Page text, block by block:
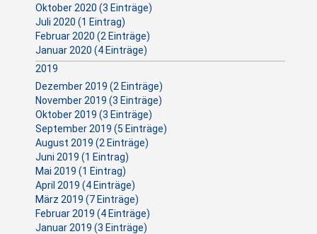
Oktober 2020 (3 Einträge)
Juli 2020 (1 Eintrag)
Februar 2020 (2 Einträge)
Januar 2020 (4 Einträge)
2019
Dezember 2019 (2 Einträge)
November 2019 (3 Einträge)
Oktober 2019 (3 Einträge)
September 2019 (5 Einträge)
August 2019 (2 Einträge)
Juni 2019 (1 Eintrag)
Mai 2019 (1 Eintrag)
April 2019 (4 Einträge)
März 2019 (7 Einträge)
Februar 2019 (4 Einträge)
Januar 2019 (3 Einträge)